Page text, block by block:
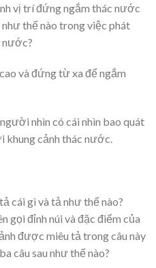
vị trí đứng ngắm thác nước
thế nào trong việc phát
nước?
và đứng từ xa để ngắm
nhìn có cái nhìn bao quát
khung cảnh thác nước.
cái gì và tả như thế nào?
gọi đỉnh núi và đặc điểm của
được miêu tả trong câu này
câu sau như thế nào?